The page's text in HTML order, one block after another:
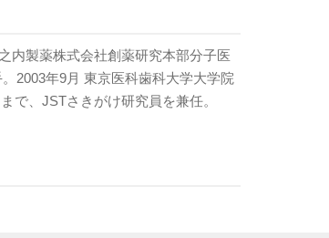
内製薬株式会社創薬研究本部分子医
2003年9月 東京医科歯科大学大学院
で、JSTさきがけ研究員を兼任。